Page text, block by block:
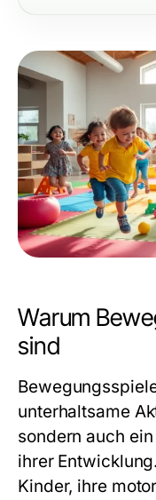
Warum
sind
unterhaltsame
sondern auch
ihrer
Kinder, ihre